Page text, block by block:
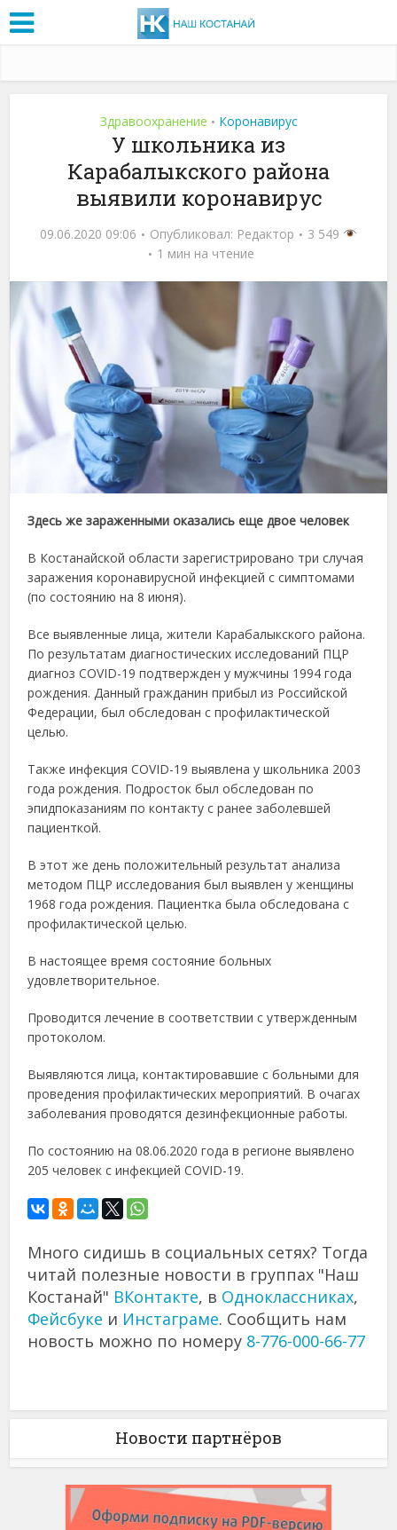
Здравоохранение • Коронавирус
У школьника из
Карабалыкского района
выявили коронавирус
09.06.2020 09:06 Опубликовал: Редактор
3 549
1 мин на чтение
Здесь же зараженными оказались еще двое человек
В Костанайской области зарегистрировано три случая
заражения коронавирусной инфекцией с симптомами
(по состоянию на 8 июня).
Все выявленные лица, жители Карабалыкского района.
По результатам диагностических исследований ПЦР
диагноз COVID-19 подтвержден у мужчины 1994 года
рождения. Данный гражданин прибыл из Российской
Федерации, был обследован с профилактической
целью.
Также инфекция COVID-19 выявлена у школьника 2003
года рождения. Подросток был обследован по
эпидпоказаниям по контакту с ранее заболевшей
пациенткой.
В этот же день положительный результат анализа
методом ПЦР исследования был выявлен у женщины
1968 года рождения. Пациентка была обследована с
профилактической целью.
В настоящее время состояние больных
удовлетворительное.
Проводится лечение в соответствии с утвержденным
протоколом.
Выявляются лица, контактировавшие с больными для
проведения профилактических мероприятий. В очагах
заболевания проводятся дезинфекционные работы.
По состоянию на 08.06.2020 года в регионе выявлено
205 человек с инфекцией COVID-19.
Много сидишь в социальных сетях? Тогда
читай полезные новости в группах "Наш
Костанай" ВКонтакте, в Одноклассниках,
Фейсбуке и Инстаграме. Сообщить нам
новость можно по номеру 8-776-000-66-77
Новости партнёров